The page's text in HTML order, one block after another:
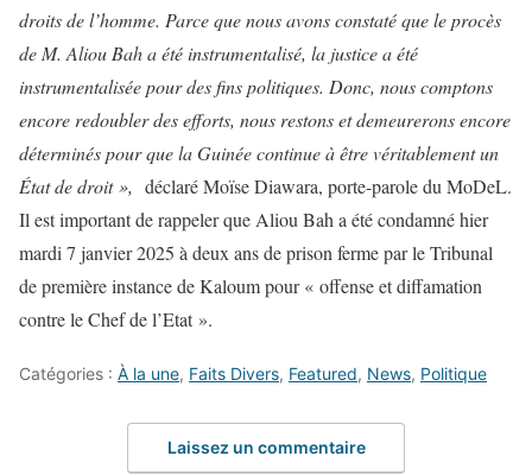
droits de l’homme. Parce que nous avons constaté que le procès
de M. Aliou Bah a été instrumentalisé, la justice a été
instrumentalisée pour des fins politiques. Donc, nous comptons
encore redoubler des efforts, nous restons et demeurerons encore
déterminés pour que la Guinée continue à être véritablement un
État de droit », déclaré Moïse Diawara, porte-parole du MoDeL.
Il est important de rappeler que Aliou Bah a été condamné hier
mardi 7 janvier 2025 à deux ans de prison ferme par le Tribunal
de première instance de Kaloum pour « offense et diffamation
contre le Chef de l’Etat ».
Catégories : À la une, Faits Divers, Featured, News, Politique
Laissez un commentaire